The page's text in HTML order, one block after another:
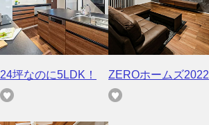
24坪なのに5LDK！ ZEROホームズ2022